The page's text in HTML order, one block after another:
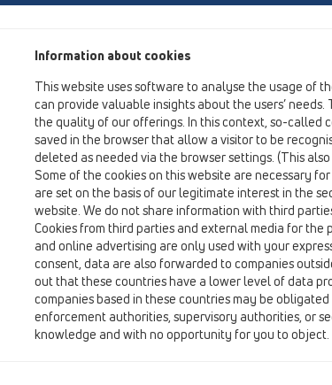
Вспомогательные материалы/
Заглушки
другие
HL54F
05 Дизайн-душевые / душевой лоток /
HL54 / HL54F
Stainless steel shower channel matt for
drainage, length: 800-1500mm. Suitable
HL54I
05 Дизайн-душевые / душевой лоток /
HL54 / HL54I
Stainless steel short channel matt for
drainage. Suitable for Pentair drain body
Information about cookies
This website uses software to analyse the usage of
can provide valuable insights about the users’
the quality of our offerings. In this context, so-called
saved in the browser that allow a visitor to be
deleted as needed via the browser settings. (This
Some of the cookies on this website are necessary
are set on the basis of our legitimate interest in the
website. We do not share information with third
Cookies from third parties and external media for the
and online advertising are only used with your
consent, data are also forwarded to companies
out that these countries have a lower level of data
companies based in these countries may be
enforcement authorities, supervisory authorities, or
knowledge and with no opportunity for you to object.